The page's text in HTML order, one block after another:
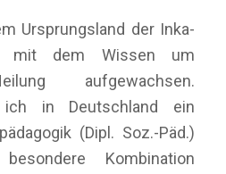
Ursprungsland der Inka-
mit dem Wissen um
aufgewachsen.
ich in Deutschland ein
(Dipl. Soz.-Päd.)
Kombination